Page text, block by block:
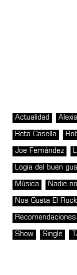
Actualidad
Beto Casella
Joe Fernández
Logia del buen
Música Nadie
Nos Gusta El Rock
Recomendaciones
Show Single